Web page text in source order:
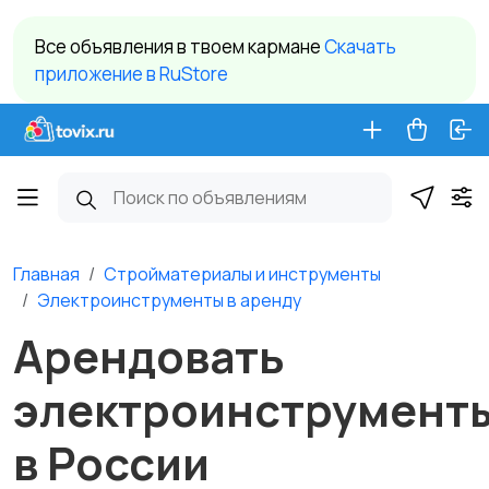
Все объявления в твоем карманеCкачать
приложение в RuStore
Главная
Стройматериалы и инструменты
Электроинструменты в аренду
Арендовать
в России